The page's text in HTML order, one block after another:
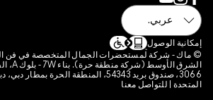
فن الماكياج - إستي لودر
الشرق الأوسط (شركة منطقة حرة). بناء 7W - بلوك A، الطابق 3، مكتب رقم
الحرة بمطار دبي، دبي، الإمارات العربية